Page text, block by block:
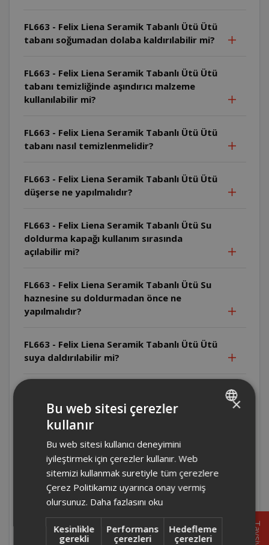
FL663 - Felix Liena Seramik Tabanlı Ütü Ütü
tabanı soğumadan dolaba kaldırılabilir mi?
FL663 - Felix Liena Seramik Tabanlı Ütü Ütü
tabanı temizliğinde aşındırıcı malzeme
kullanılabilir mi?
FL663 - Felix Liena Seramik Tabanlı Ütü Ütü
tabanı nasıl temizlenmelidir?
FL663 - Felix Liena Seramik Tabanlı Ütü Ütü
düşerse ne yapılmalıdır?
FL663 - Felix Liena Seramik Tabanlı Ütü Su
doldurma kapağı kullanım sırasında
açılabilir mi?
FL663 - Felix Liena Seramik Tabanlı Ütü Su
haznesine su doldurmadan önce ne
yapılmalıdır?
FL663 - Felix Liena Seramik Tabanlı Ütü Ütü
suya daldırılabilir mi?
sıcak yüzeylere temas edebilir mi?
fişe takılıyken gözetimsiz bırakılabilir mi?
FL663 - Felix Liena Seramik Tabanlı Ütü
Ütüyü kimler kullanabilir?
FL663 - Felix Liena Seramik Tabanlı Ütü Ütü
ticari kullanım için uygun mudur?
Tavsiye
×
Bu web sitesi çerezler
kullanır
Bu web sitesi kullanıcı deneyimini
iyileştirmek için çerezler kullanır. Web
sitemizi kullanmak suretiyle tüm çerezlere
Çerez Politikamız uyarınca onay vermiş
olursunuz. Daha fazlasını oku
Kesinlikle
gerekli
Performans
çerezleri
Hedefleme
çerezleri